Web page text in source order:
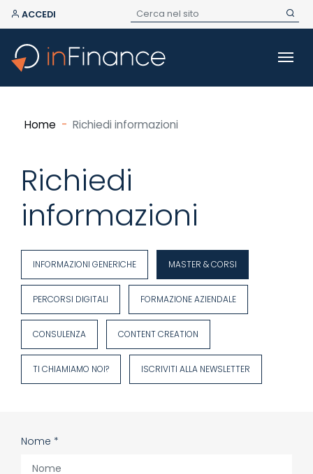
ACCEDI
Home Richiedi informazioni
Richiedi
informazioni
INFORMAZIONI GENERICHE MASTER & CORSI
PERCORSI DIGITALI FORMAZIONE AZIENDALE
CONSULENZA CONTENT CREATION
TI CHIAMIAMO NOI? ISCRIVITI ALLA NEWSLETTER
Nome *